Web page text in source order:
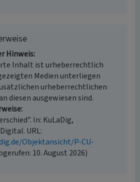
Hinweis
Inhalt ist urheberrechtlich
Medien unterliegen
urheberrechtlichen
diesen ausgewiesen sind.
In: KuLaDig,
URL:
Objektansicht/P-CU-
10. August 2026)